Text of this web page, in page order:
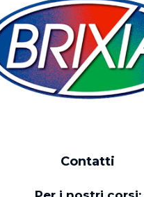
Contatti